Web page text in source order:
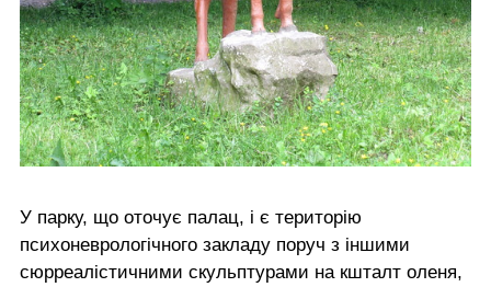
У парку, що оточує палац, і є територію
психоневрологічного закладу поруч з іншими
сюрреалістичними скульптурами на кшталт оленя,